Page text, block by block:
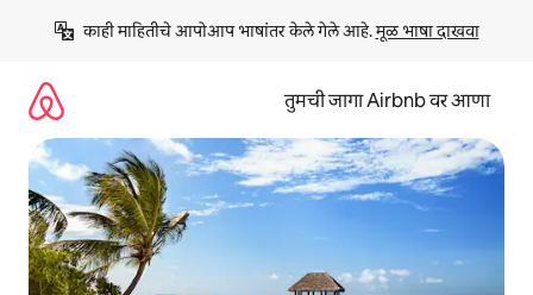
काही माहितीचे आपोआप भाषांतर केले गेले आहे. मूळ भाषा दाखवा
तुमची जागा Airbnb वर आणा